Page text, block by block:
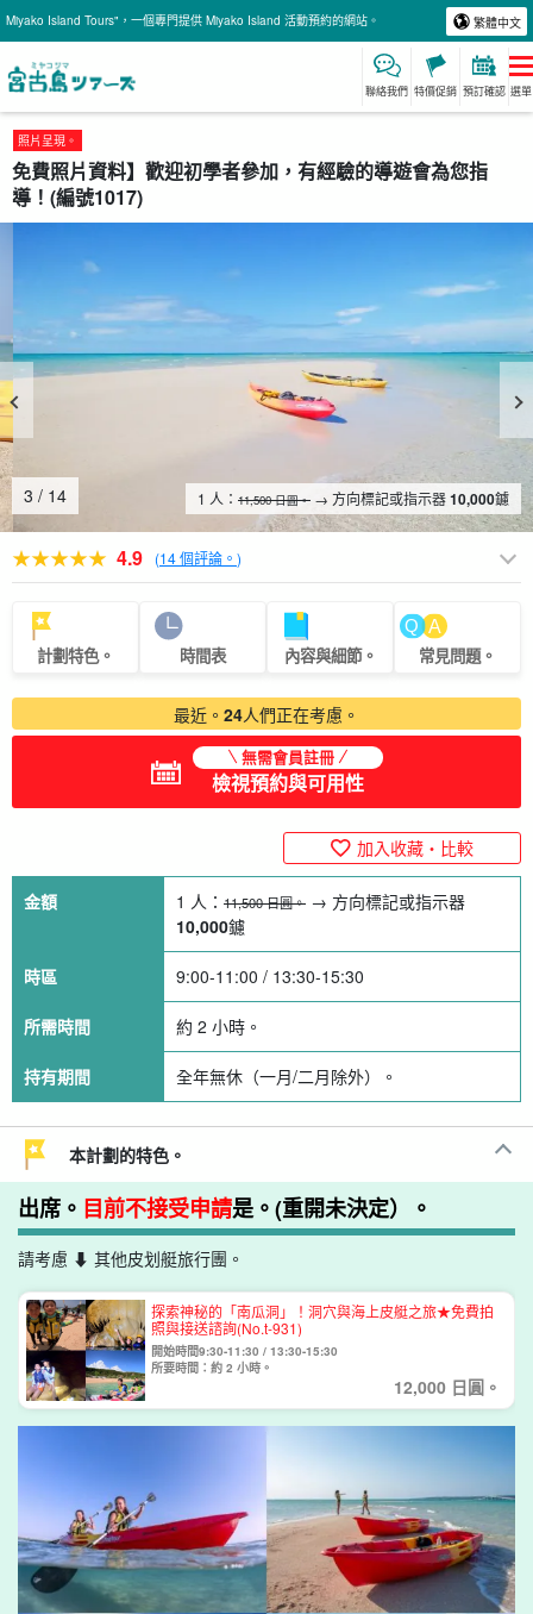
Miyako Island Tours"，一個專門提供 Miyako Island 活動預約的網站。 繁體中文
聯絡我們 特價促銷 預訂確認 選單
照片呈現。
免費照片資料】歡迎初學者參加，有經驗的導遊會為您指
導！(編號1017)
4 / 14 1 人： 11,500 日圓。 → 方向標記或指示器10,000鑢
4.9 (14 個評論。 )
計劃特色。 時間表 內容與細節。 常見問題。
最近。 24人們正在考慮。
無需會員註冊
檢視預約與可用性
加入收藏・比較
金額 1 人： 11,500 日圓。 → 方向標記或指示器
10,000鑢
時區 9:00-11:00 / 13:30-15:30
所需時間 約 2 小時。
持有期間 全年無休（一月/二月除外）。
本計劃的特色。
出席。 目前不接受申請是。(重開未決定）。
請考慮 ⬇︎ 其他皮划艇旅行團。
探索神秘的「南瓜洞」！洞穴與海上皮艇之旅★免費拍
照與接送諮詢(No.t-931)
開始時間9:30-11:30 / 13:30-15:30
所要時間：約 2 小時。
12,000 日圓。